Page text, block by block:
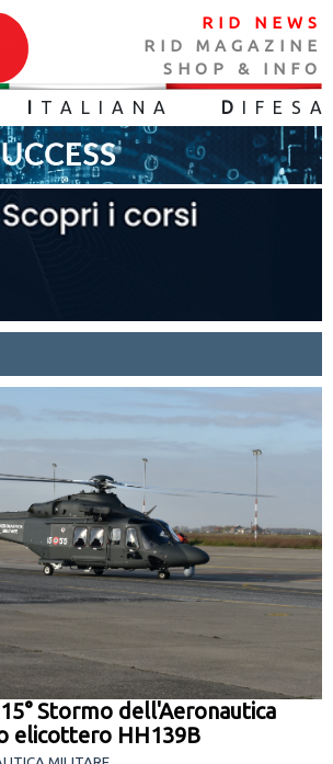
RID NEWS
RID MAGAZINE
SHOP & INFO
TALIANA D IFES A
Stormo dell'Aeronautica
elicottero HH139B